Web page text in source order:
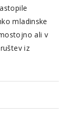
mladinske
ali v
iz